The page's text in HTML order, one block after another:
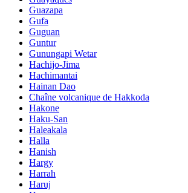
Guazapa
Gufa
Guguan
Guntur
Gunungapi Wetar
Hachijo-Jima
Hachimantai
Hainan Dao
Chaîne volcanique de Hakkoda
Hakone
Haku-San
Haleakala
Halla
Hanish
Hargy
Harrah
Haruj